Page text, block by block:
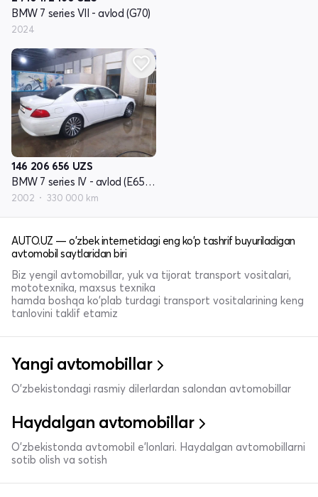
BMW 7 series VII - avlod (G70)
2024
146 206 656 UZS
BMW 7 series IV - avlod (E65/E66)
2002 330 000 km
AUTO.UZ — o'zbek internetidagi eng ko'p tashrif buyuriladigan
avtomobil saytlaridan biri
Biz yengil avtomobillar, yuk va tijorat transport vositalari,
mototexnika, maxsus texnika
hamda boshqa ko'plab turdagi transport vositalarining keng
tanlovini taklif etamiz
Yangi avtomobillar
O'zbekistondagi rasmiy dilerlardan salondan avtomobillar
Haydalgan avtomobillar
O'zbekistonda avtomobil e’lonlari. Haydalgan avtomobillarni
sotib olish va sotish